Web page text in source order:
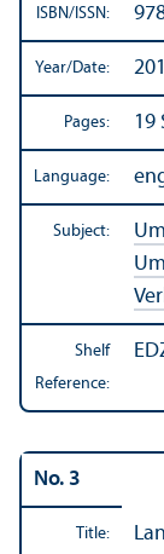
ISBN/ISSN:
Year/Date:
Pages: 19
Language:
Subject:
Shelf
Reference:
No. 3
Title: